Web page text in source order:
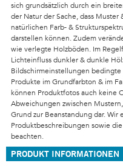
sich grundsätzlich durch ein
der Natur der Sache, dass Muster
natürlichen Farb- &
darstellen können. Zudem
wie verlegte Holzböden. Im
Lichteinfluss dunkler & dunkle
Bildschirmeinstellungen
Produkte im Grundfarbton & im
können Produktfotos auch keine
Abweichungen zwischen
Grund zur Beanstandung dar.
Produktbeschreibungen sowie
beachten.
PRODUKT INFORMATIONEN